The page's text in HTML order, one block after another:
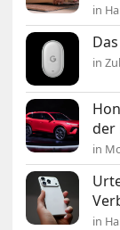
in
in
der
in
in